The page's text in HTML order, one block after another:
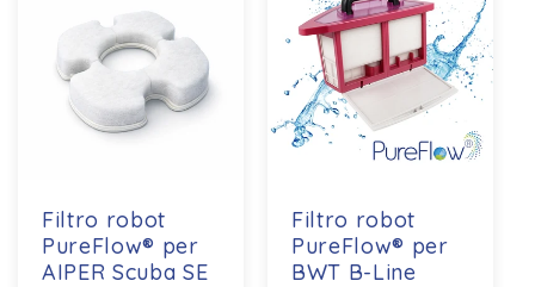
Filtro robot
PureFlow® per
AIPER Scuba SE
Filtro robot
PureFlow® per
BWT B-Line